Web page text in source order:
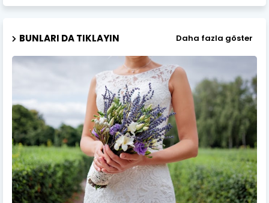
BUNLARI DA TIKLAYIN Daha fazla göster